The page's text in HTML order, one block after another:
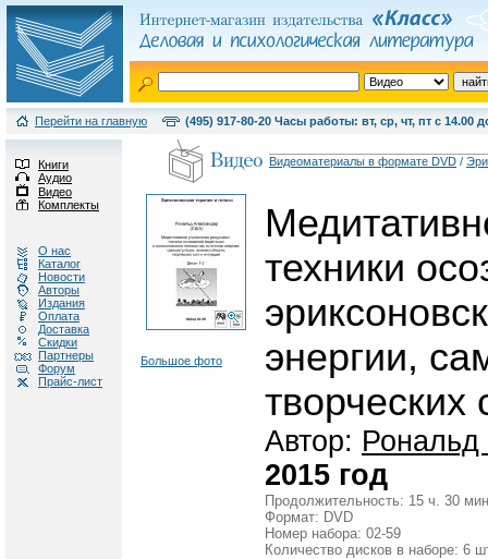
Перейти на главную (495) 917-80-20 Часы работы: вт, ср, чт, пт с 14.00
Книги
Аудио
Видео
Комплекты
О нас
Каталог
Новости
Авторы
Издания
Оплата
Доставка
Скидки
Партнеры
Форум
Прайс-лист
Видеоматериалы в формате DVD /
Большое фото
техники
энергии,
творческих
Автор: Рональд
2015 год
Продолжительность: 15 ч. 30
Формат: DVD
Номер набора: 02-59
Количество дисков в наборе: 6